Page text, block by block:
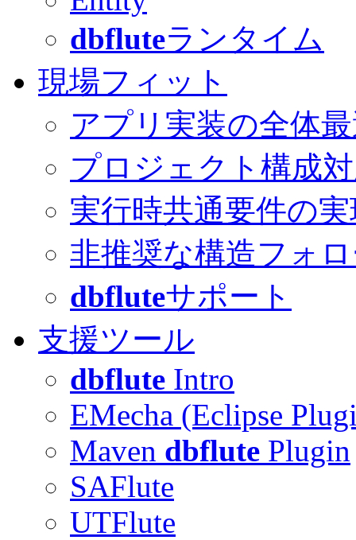
dbfluteランタイム
現場フィット
アプリ実装の全体
プロジェクト構成
実行時共通要件の
非推奨な構造フォ
dbfluteサポート
支援ツール
dbflute Intro
EMecha (Eclipse
Maven dbflute Plugin
SAFlute
UTFlute